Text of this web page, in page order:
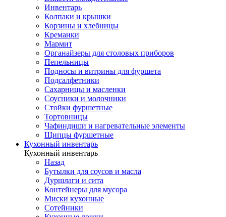
Инвентарь
Колпаки и крышки
Корзины и хлебницы
Креманки
Мармит
Органайзеры для столовых приборов
Пепельницы
Подносы и витрины для фуршета
Подсалфетники
Сахарницы и масленки
Соусники и молочники
Стойки фуршетные
Тортовницы
Чафиндиши и нагревательные элементы
Щипцы фуршетные
Кухонный инвентарь
Кухонный инвентарь
Назад
Бутылки для соусов и масла
Дуршлаги и сита
Контейнеры для мусора
Миски кухонные
Сотейники